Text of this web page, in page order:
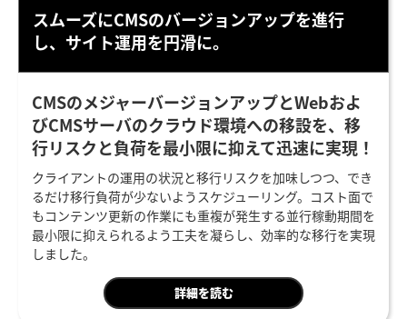
スムーズにCMSのバージョンアップを進行
し、 サイト運用を円滑に。
CMSのメジャーバージョンアップとWebおよ
びCMSサーバのクラウド環境への移設を、移
行リスクと負荷を最小限に抑えて迅速に実現！
クライアントの運用の状況と移行リスクを加味しつつ、でき
るだけ移行負荷が少ないようスケジューリング。コスト面で
もコンテンツ更新の作業にも重複が発生する並行稼動期間を
最小限に抑えられるよう工夫を凝らし、効率的な移行を実現
しました。
詳細を読む